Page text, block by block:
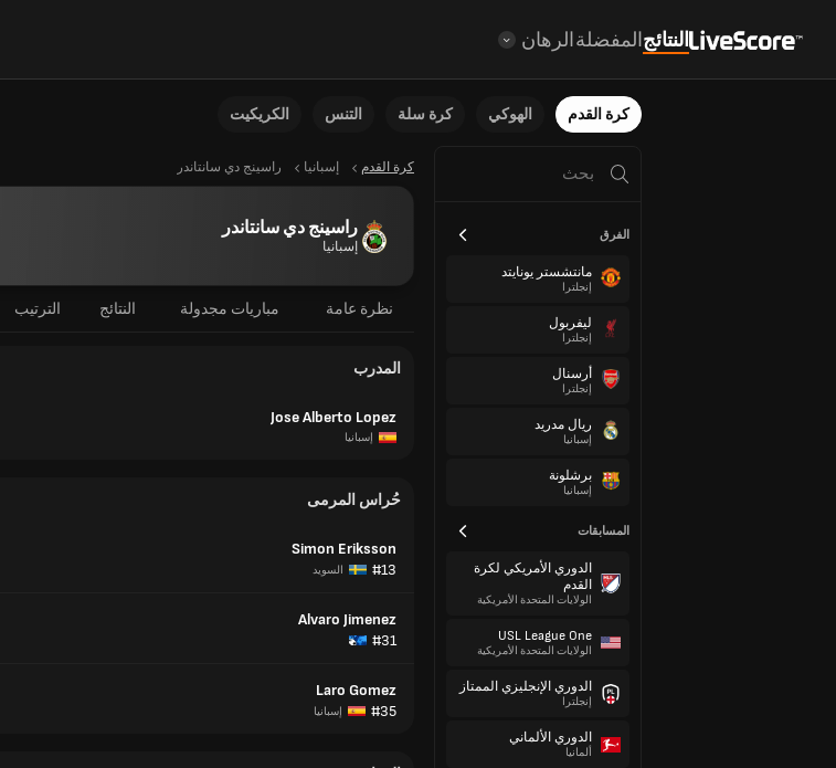
النتائجالمفضلةالرهان
كرة القدم الهوكي كرة سلة التنس الكريكيت
الفرق
مانتشستر يونايتد
إنجلترا
ليفربول
إنجلترا
أرسنال
إنجلترا
ريال مدريد
إسبانيا
برشلونة
إسبانيا
المسابقات
الدوري الأمريكي لكرة
القدم
الولايات المتحدة الأمريكية
USL League One
الولايات المتحدة الأمريكية
الدوري الإنجليزي الممتاز
إنجلترا
الدوري الألماني
ألمانيا
كرة القدم إسبانيا راسينج دي سانتاندر
راسينج دي سانتاندر
إسبانيا
نظرة عامة مباريات مجدولة النتائج الترتيب
المدرب
Jose Alberto Lopez
إسبانيا
حُراس المرمى
Simon Eriksson
#13
السويد
Alvaro Jimenez
#31
Laro Gomez
#35
إسبانيا